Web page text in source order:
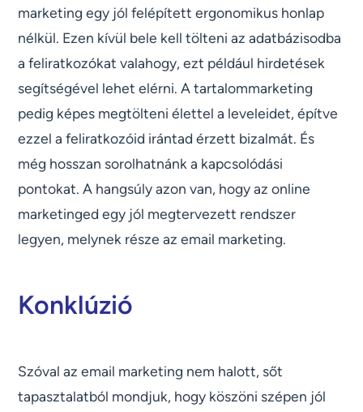
marketing egy jól felépített ergonomikus honlap
nélkül. Ezen kívül bele kell tölteni az adatbázisodba
a feliratkozókat valahogy, ezt például hirdetések
segítségével lehet elérni. A tartalommarketing
pedig képes megtölteni élettel a leveleidet, építve
ezzel a feliratkozóid irántad érzett bizalmát. És
még hosszan sorolhatnánk a kapcsolódási
pontokat. A hangsúly azon van, hogy az online
marketinged egy jól megtervezett rendszer
legyen, melynek része az email marketing.
Konklúzió
Szóval az email marketing nem halott, sőt
tapasztalatból mondjuk, hogy köszöni szépen jól